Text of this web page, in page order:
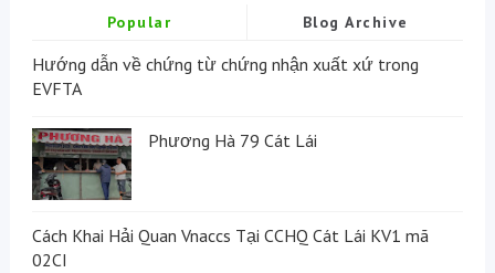
Popular Blog Archive
Hướng dẫn về chứng từ chứng nhận xuất xứ trong
EVFTA
Phương Hà 79 Cát Lái
Cách Khai Hải Quan Vnaccs Tại CCHQ Cát Lái KV1 mã
02CI